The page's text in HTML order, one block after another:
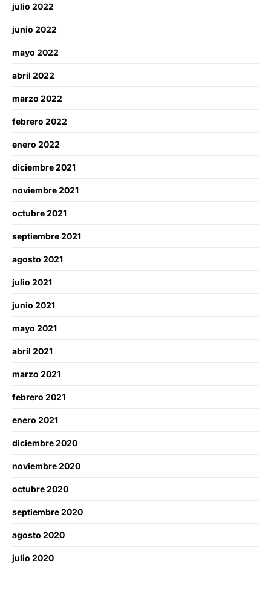
julio 2022
junio 2022
mayo 2022
abril 2022
marzo 2022
febrero 2022
enero 2022
diciembre 2021
noviembre 2021
octubre 2021
septiembre 2021
agosto 2021
julio 2021
junio 2021
mayo 2021
abril 2021
marzo 2021
febrero 2021
enero 2021
diciembre 2020
noviembre 2020
octubre 2020
septiembre 2020
agosto 2020
julio 2020